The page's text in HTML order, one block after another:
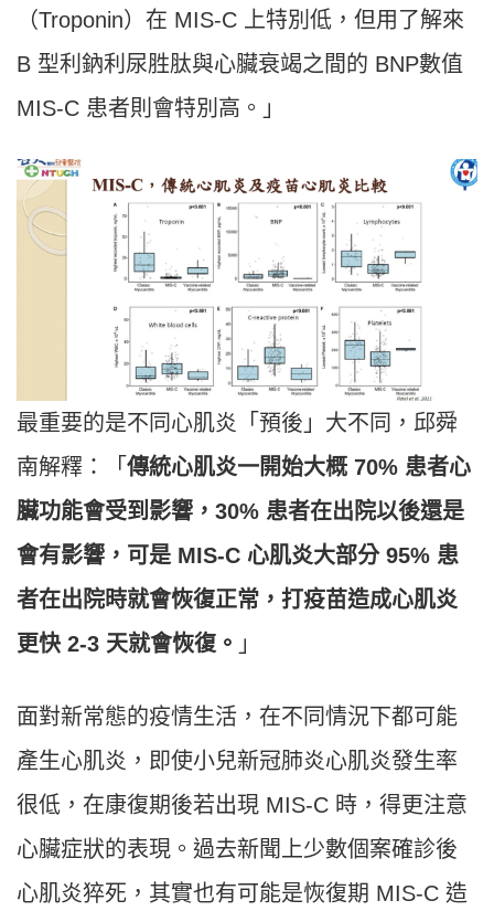
（Troponin）在 MIS-C 上特別低，但用了解來
B 型利鈉利尿胜肽與心臟衰竭之間的 BNP數值
MIS-C 患者則會特別高。」
最重要的是不同心肌炎「預後」大不同，邱舜
南解釋：「 傳統心肌炎一開始大概 70% 患者心
臟功能會受到影響，30% 患者在出院以後還是
會有影響，可是 MIS-C 心肌炎大部分 95% 患
者在出院時就會恢復正常，打疫苗造成心肌炎
更快 2-3 天就會恢復。 」
面對新常態的疫情生活，在不同情況下都可能
產生心肌炎，即使小兒新冠肺炎心肌炎發生率
很低，在康復期後若出現 MIS-C 時，得更注意
心臟症狀的表現。過去新聞上少數個案確診後
心肌炎猝死，其實也有可能是恢復期 MIS-C 造